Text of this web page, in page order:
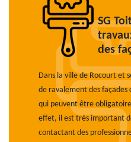
SG
des
Dans la ville de Rocourt et
de ravalement des façades
qui peuvent être
effet, il est très important
contactant des